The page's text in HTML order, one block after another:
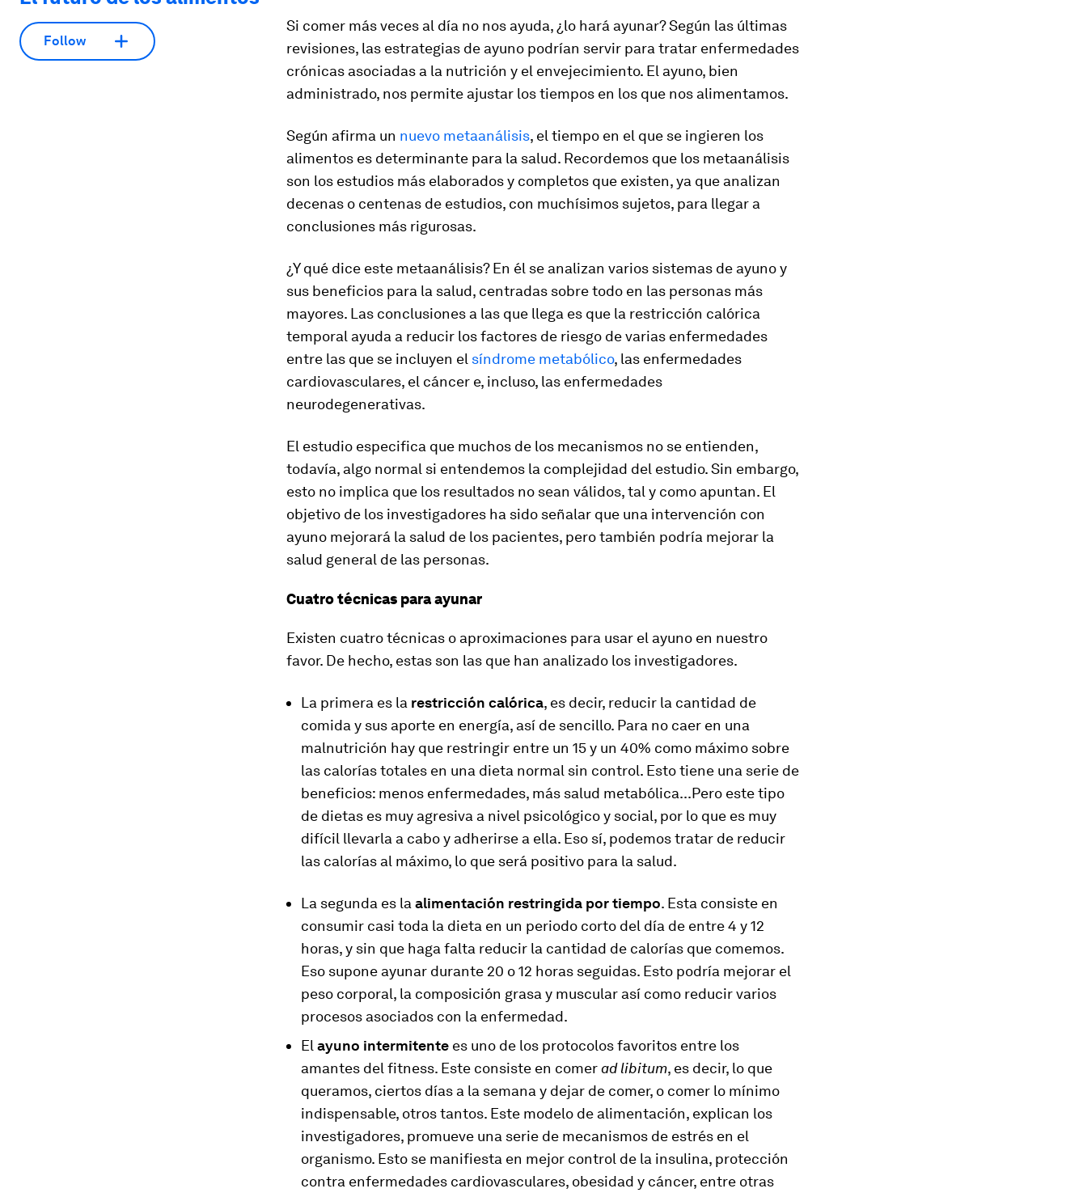
Follow
Si comer más veces al día no nos ayuda, ¿lo hará ayunar? Según las últimas
revisiones, las estrategias de ayuno podrían servir para tratar enfermedades
crónicas asociadas a la nutrición y el envejecimiento. El ayuno, bien
administrado, nos permite ajustar los tiempos en los que nos alimentamos.
Según afirma un nuevo metaanálisis, el tiempo en el que se ingieren los
alimentos es determinante para la salud. Recordemos que los metaanálisis
son los estudios más elaborados y completos que existen, ya que analizan
decenas o centenas de estudios, con muchísimos sujetos, para llegar a
conclusiones más rigurosas.
¿Y qué dice este metaanálisis? En él se analizan varios sistemas de ayuno y
sus beneficios para la salud, centradas sobre todo en las personas más
mayores. Las conclusiones a las que llega es que la restricción calórica
temporal ayuda a reducir los factores de riesgo de varias enfermedades
entre las que se incluyen el síndrome metabólico, las enfermedades
cardiovasculares, el cáncer e, incluso, las enfermedades
neurodegenerativas.
El estudio especifica que muchos de los mecanismos no se entienden,
todavía, algo normal si entendemos la complejidad del estudio. Sin embargo,
esto no implica que los resultados no sean válidos, tal y como apuntan. El
objetivo de los investigadores ha sido señalar que una intervención con
ayuno mejorará la salud de los pacientes, pero también podría mejorar la
salud general de las personas.
Cuatro técnicas para ayunar
Existen cuatro técnicas o aproximaciones para usar el ayuno en nuestro
favor. De hecho, estas son las que han analizado los investigadores.
La primera es la restricción calórica, es decir, reducir la cantidad de
comida y sus aporte en energía, así de sencillo. Para no caer en una
malnutrición hay que restringir entre un 15 y un 40% como máximo sobre
las calorías totales en una dieta normal sin control. Esto tiene una serie de
beneficios: menos enfermedades, más salud metabólica...Pero este tipo
de dietas es muy agresiva a nivel psicológico y social, por lo que es muy
difícil llevarla a cabo y adherirse a ella. Eso sí, podemos tratar de reducir
las calorías al máximo, lo que será positivo para la salud.
La segunda es la alimentación restringida por tiempo. Esta consiste en
consumir casi toda la dieta en un periodo corto del día de entre 4 y 12
horas, y sin que haga falta reducir la cantidad de calorías que comemos.
Eso supone ayunar durante 20 o 12 horas seguidas. Esto podría mejorar el
peso corporal, la composición grasa y muscular así como reducir varios
procesos asociados con la enfermedad.
El ayuno intermitente es uno de los protocolos favoritos entre los
amantes del fitness. Este consiste en comerad libitum, es decir, lo que
queramos, ciertos días a la semana y dejar de comer, o comer lo mínimo
indispensable, otros tantos. Este modelo de alimentación, explican los
investigadores, promueve una serie de mecanismos de estrés en el
organismo. Esto se manifiesta en mejor control de la insulina, protección
contra enfermedades cardiovasculares, obesidad y cáncer, entre otras